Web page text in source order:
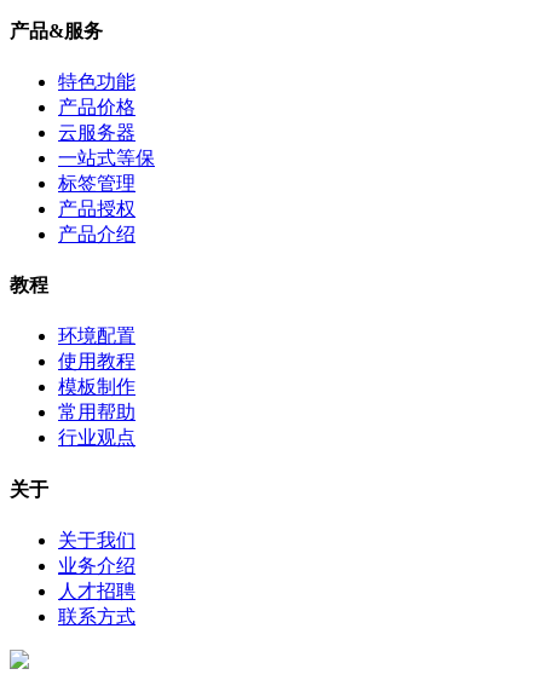
产品&服务
特色功能
产品价格
云服务器
一站式等保
标签管理
产品授权
产品介绍
教程
环境配置
使用教程
模板制作
常用帮助
行业观点
关于
关于我们
业务介绍
人才招聘
联系方式